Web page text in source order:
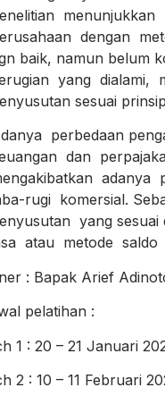
menunjukkan
dengan
baik, namun belum
yang dialami,
sesuai
perbedaan
dan
adanya
rugi komersial.
yang sesuai
atau metode saldo
: Bapak Arief
pelatihan :
1 : 20 – 21 Januari
2 : 10 – 11 Februari